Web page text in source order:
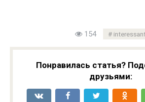
154
Понравилась статья?
друзьями: